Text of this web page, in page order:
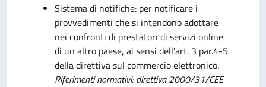
Sistema di notifiche: per notificare i
provvedimenti che si intendono adottare
nei confronti di prestatori di servizi online
di un altro paese, ai sensi dell'art. 3 par.4-5
della direttiva sul commercio elettronico.
Riferimenti normativi: direttiva 2000/31/CEE